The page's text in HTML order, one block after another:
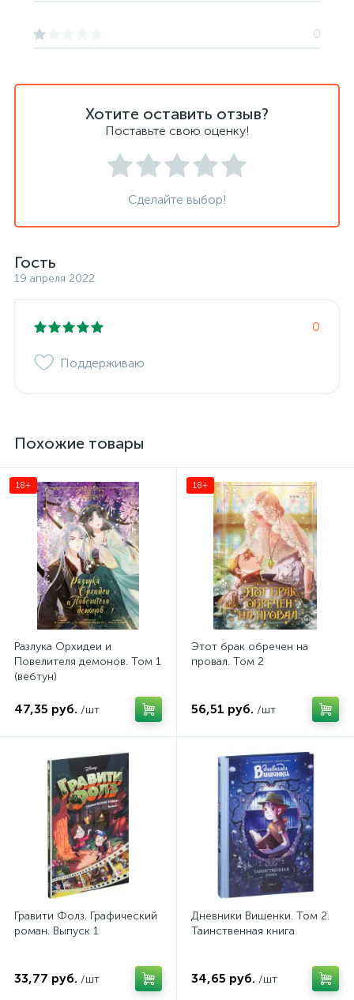
Хотите оставить отзыв?
Поставьте свою оценку!
Сделайте выбор!
Гость
19 апреля 2022
0
Поддерживаю
0
Похожие товары
18+
Разлука Орхидеи и
Повелителя демонов. Том 1
(вебтун)
47,35 руб. /шт
18+
Этот брак обречен на
провал. Том 2
56,51 руб. /шт
Гравити Фолз. Графический
роман. Выпуск 1
33,77 руб. /шт
Дневники Вишенки. Том 2.
Таинственная книга
34,65 руб. /шт